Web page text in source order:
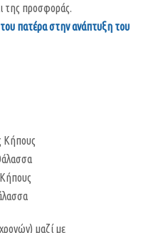
της προσφοράς.
πατέρα στην ανάπτυξη του
Κήπους
μαζί με